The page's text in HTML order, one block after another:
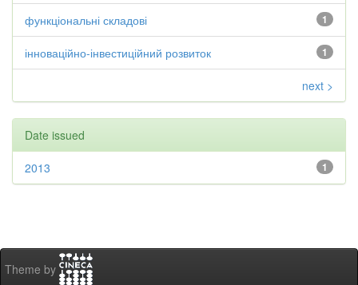
1
функціональні складові
1
інноваційно-інвестиційний розвиток
next >
Date issued
1
2013
Theme by